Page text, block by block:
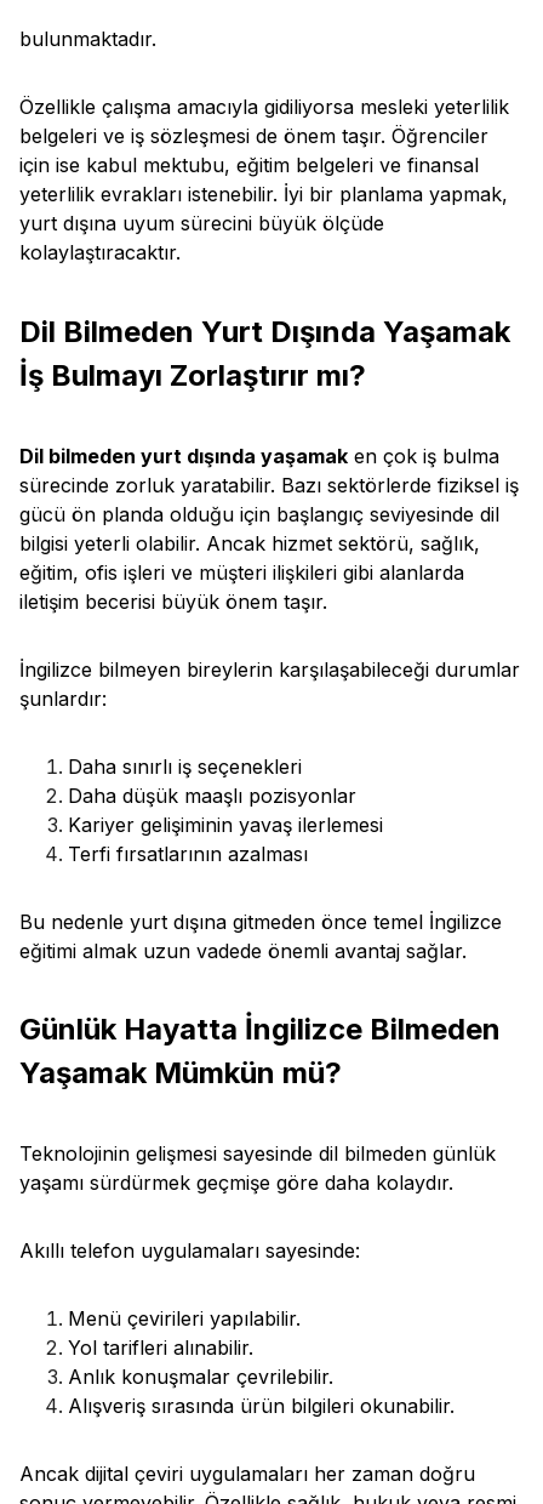
bulunmaktadır.
Özellikle çalışma amacıyla gidiliyorsa mesleki yeterlilik
belgeleri ve iş sözleşmesi de önem taşır. Öğrenciler
için ise kabul mektubu, eğitim belgeleri ve finansal
yeterlilik evrakları istenebilir. İyi bir planlama yapmak,
yurt dışına uyum sürecini büyük ölçüde
kolaylaştıracaktır.
Dil Bilmeden Yurt Dışında Yaşamak
İş Bulmayı Zorlaştırır mı?
Dil bilmeden yurt dışında yaşamak en çok iş bulma
sürecinde zorluk yaratabilir. Bazı sektörlerde fiziksel iş
gücü ön planda olduğu için başlangıç seviyesinde dil
bilgisi yeterli olabilir. Ancak hizmet sektörü, sağlık,
eğitim, ofis işleri ve müşteri ilişkileri gibi alanlarda
iletişim becerisi büyük önem taşır.
İngilizce bilmeyen bireylerin karşılaşabileceği durumlar
şunlardır:
Daha sınırlı iş seçenekleri
Daha düşük maaşlı pozisyonlar
Kariyer gelişiminin yavaş ilerlemesi
Terfi fırsatlarının azalması
Bu nedenle yurt dışına gitmeden önce temel İngilizce
eğitimi almak uzun vadede önemli avantaj sağlar.
Günlük Hayatta İngilizce Bilmeden
Yaşamak Mümkün mü?
Teknolojinin gelişmesi sayesinde dil bilmeden günlük
yaşamı sürdürmek geçmişe göre daha kolaydır.
Akıllı telefon uygulamaları sayesinde:
Menü çevirileri yapılabilir.
Yol tarifleri alınabilir.
Anlık konuşmalar çevrilebilir.
Alışveriş sırasında ürün bilgileri okunabilir.
Ancak dijital çeviri uygulamaları her zaman doğru